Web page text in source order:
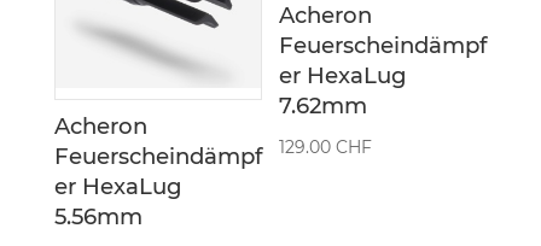
Acheron
Feuerscheindämpf
er HexaLug
5.56mm
Acheron
Feuerscheindämpf
er HexaLug
7.62mm
129.00CHF